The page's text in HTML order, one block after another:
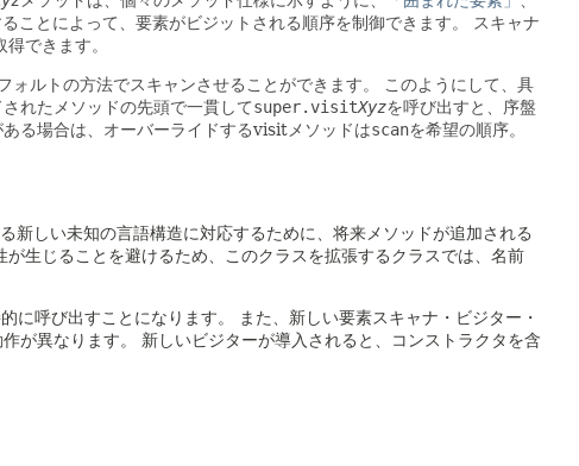
ことによって、要素がビジットされる順序を制御できます。
スキャナ
できます。
ルトの方法でスキャンさせることができます。
このようにして、具
れたメソッドの先頭で一貫してsuper.visitXyzを呼び出すと、序盤
る場合は、オーバーライドするvisitメソッドはscanを希望の順序。
新しい未知の言語構造に対応するために、将来メソッドが追加される
生じることを避けるため、このクラスを拡張するクラスでは、名前
に呼び出すことになります。
また、新しい要素スキャナ・ビジター・
が異なります。
新しいビジターが導入されると、コンストラクタを含